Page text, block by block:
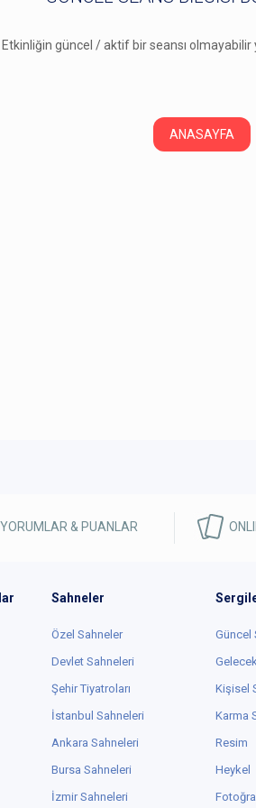
güncel / aktif bir seansı
ANASAYFA
& PUANLAR
Sahneler
Özel Sahneler
Devlet Sahneleri
Şehir Tiyatroları
İstanbul Sahneleri
Ankara Sahneleri
Bursa Sahneleri
İzmir Sahneleri
Güncel
Kişisel
Karma
Resim
Heykel